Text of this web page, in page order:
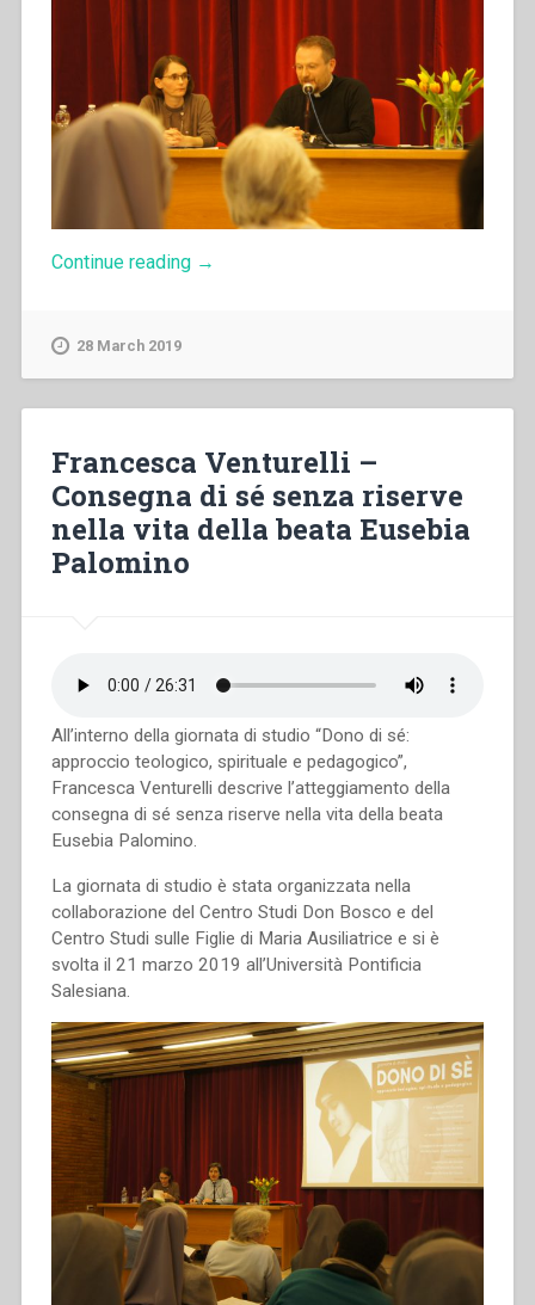
Continue reading “Wim
dono
Beltrami”
→
28 March 2019
Francesca Venturelli –
Consegna di sé senza riserve
nella vita della beata Eusebia
Palomino
All’interno della giornata di studio “Dono di sé:
approccio teologico, spirituale e pedagogico”,
Francesca Venturelli descrive l’atteggiamento della
consegna di sé senza riserve nella vita della beata
Eusebia Palomino.
La giornata di studio è stata organizzata nella
collaborazione del Centro Studi Don Bosco e del
Centro Studi sulle Figlie di Maria Ausiliatrice e si è
svolta il 21 marzo 2019 all’Università Pontificia
Salesiana.